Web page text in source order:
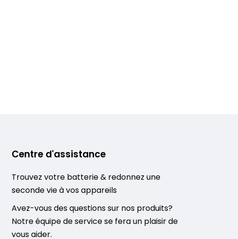
Centre d'assistance
Trouvez votre batterie & redonnez une
seconde vie à vos appareils
Avez-vous des questions sur nos produits?
Notre équipe de service se fera un plaisir de
vous aider.